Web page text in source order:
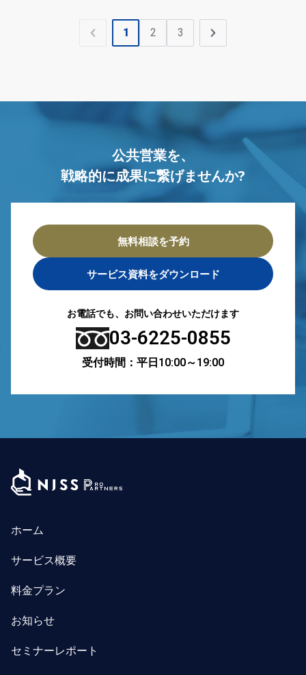
1 2 3
公共営業を、
戦略的に成果に繋げませんか?
無料相談を予約
サービス資料をダウンロード
お電話でも、お問い合わせいただけます
03-6225-0855
受付時間：平日10:00～19:00
ホーム
サービス概要
料金プラン
お知らせ
セミナーレポート